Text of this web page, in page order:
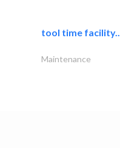
tool time facility..
Maintenance